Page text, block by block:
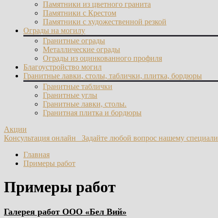
Памятники из цветного гранита
Памятники с Крестом
Памятники с художественной резкой
Ограды на могилу
Гранитные ограды
Металлические ограды
Ограды из оцинкованного профиля
Благоустройство могил
Гранитные лавки, столы, таблички, плитка, бордюры
Гранитные таблички
Гранитные углы
Гранитные лавки, столы.
Гранитная плитка и бордюры
Акции
Консультация онлайн
Задайте любой вопрос нашему
Главная
Примеры работ
Примеры работ
Галерея работ ООО «Бел Вий»